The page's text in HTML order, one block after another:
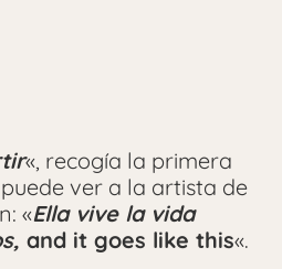
«, recogía la primera
ver a la artista de
«Ella vive la vida
and it goes like this«.